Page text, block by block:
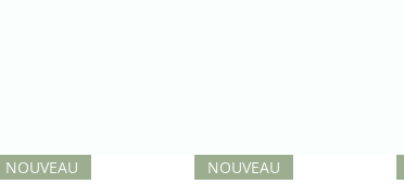
NOUVEAU NOUVEAU